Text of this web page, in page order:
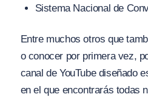
Sistema Nacional de
Entre muchos otros que
o conocer por primera vez,
canal de YouTube diseñado
en el que encontrarás todas